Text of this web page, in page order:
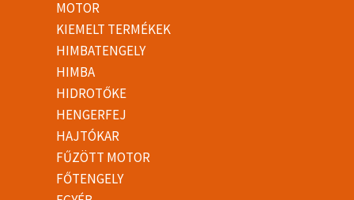
MOTOR
KIEMELT TERMÉKEK
HIMBATENGELY
HIMBA
HIDROTŐKE
HENGERFEJ
HAJTÓKAR
FŰZÖTT MOTOR
FŐTENGELY